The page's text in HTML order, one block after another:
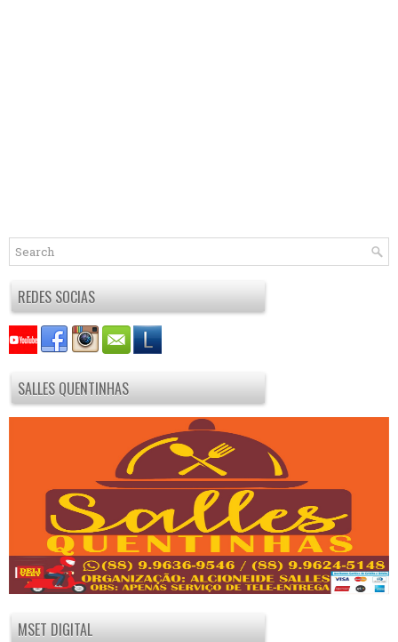
REDES SOCIAS
SALLES QUENTINHAS
MSET DIGITAL